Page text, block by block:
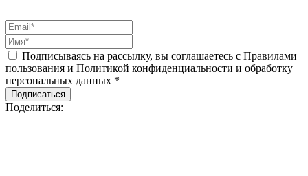
Подписываясь на рассылку, вы соглашаетесь с Правилами
пользования и Политикой конфиденциальности и обработку
персональных данных *
Подписаться
Поделиться: